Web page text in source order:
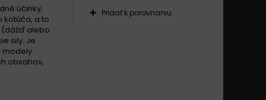
1100 California Special 1999 - 2000
1100 California Special 2001
1100 California Special 2001 -
1100 CALIFORNIA SPECIAL 2001 -
účinky,
kotúča, a to
alebo
sily. Je
modely
obsahov,
Pridať k porovnaniu